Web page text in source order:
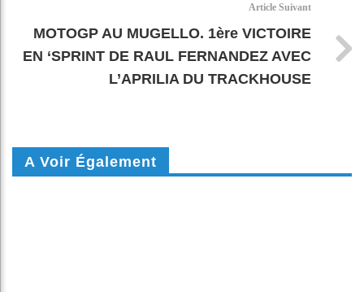
Article Suivant
MOTOGP AU MUGELLO. 1ère VICTOIRE
EN ‘SPRINT DE RAUL FERNANDEZ AVEC
L’APRILIA DU TRACKHOUSE
A Voir Également